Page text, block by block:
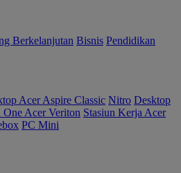
Berkelanjutan Bisnis Pendidikan
Acer Aspire Classic Nitro Desktop
Acer Veriton Stasiun Kerja Acer
PC Mini